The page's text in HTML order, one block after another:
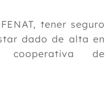
tener seguro
dado de alta en
de